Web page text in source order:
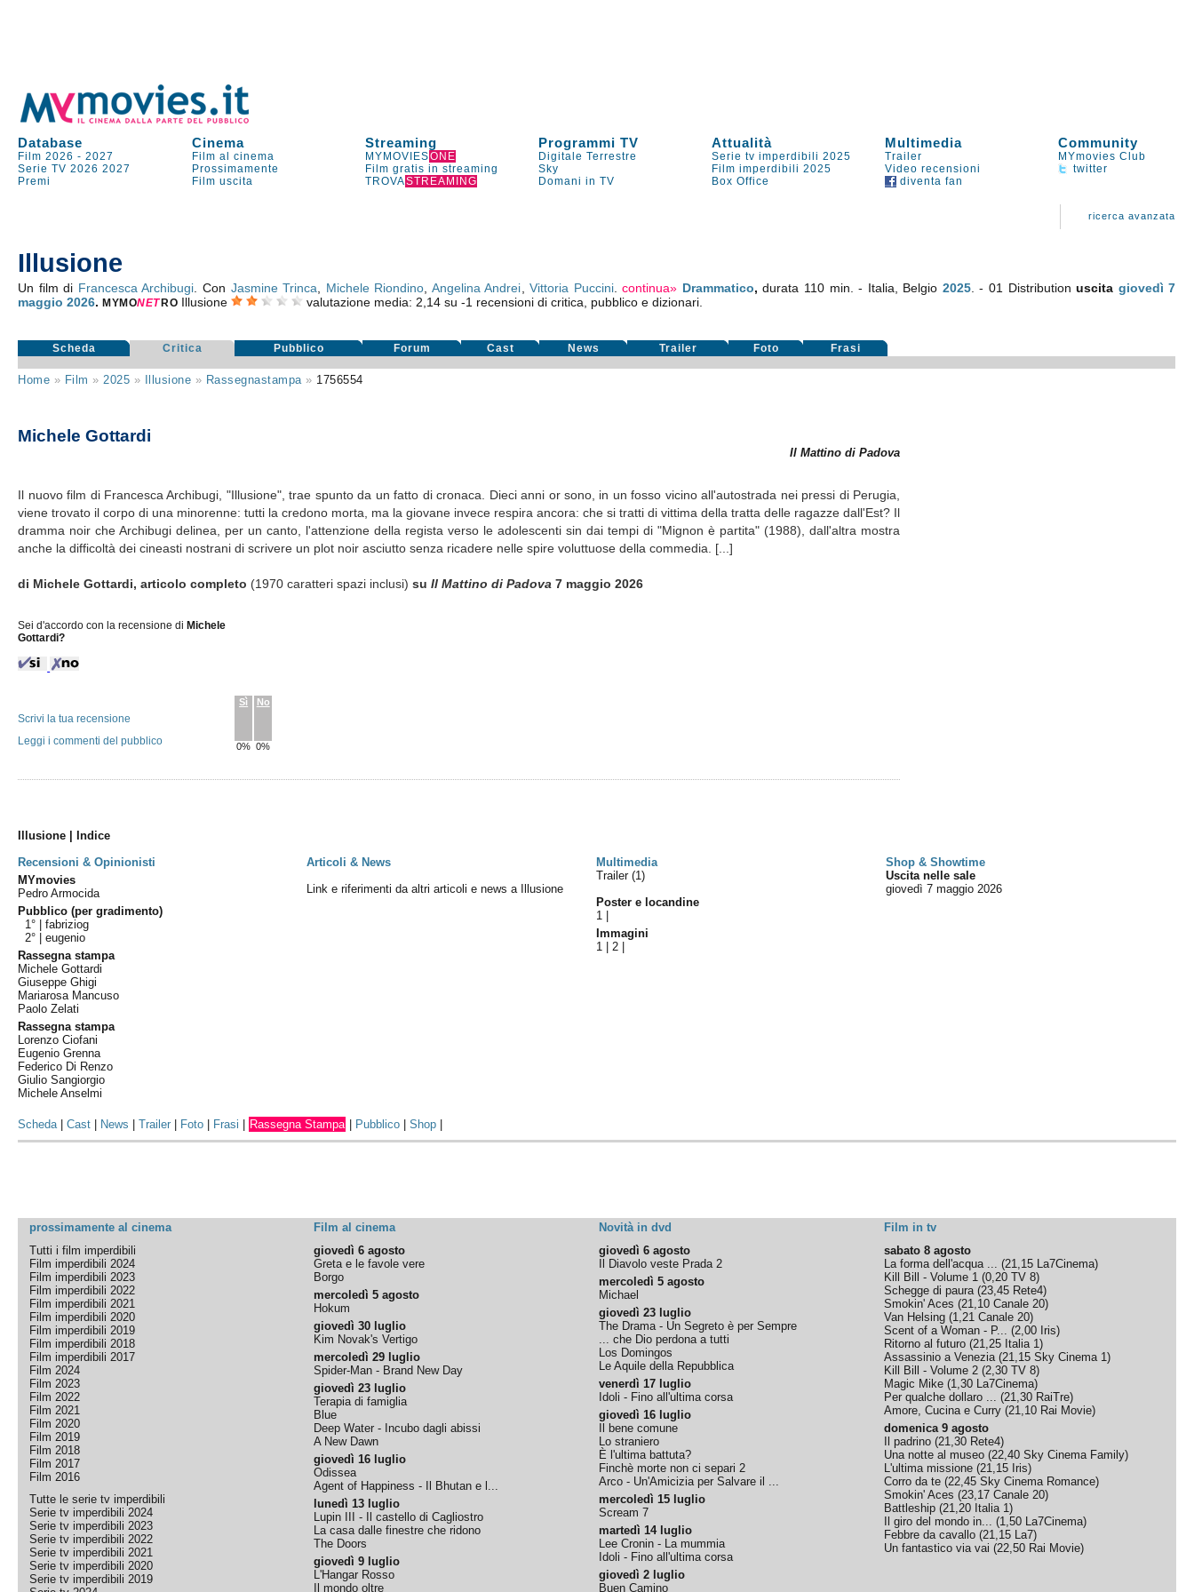
Database Cinema Streaming Programmi TV Attualità Multimedia Community
Film 2026 -2027 Film al cinema MYMOVIESONE Digitale Terrestre Serie tv imperdibili 2025 Trailer
MYmovies Club
Serie TV 2026 2027 Prossimamente Film gratis in streaming Sky Film imperdibili 2025 Video recensioni
twitter
Premi
Film uscita TROVASTREAMING Domani in TV Box Office diventa fan
ricerca avanzata
Illusione
Un film di Francesca Archibugi . Con Jasmine Trinca Michele Riondino Angelina Andrei ,Vittoria Puccini.continua» Drammatico,durata 110 min. - Italia, Belgio 2025. - 01 Distributionuscita giovedì 7
maggio 2026.MYMONET RO Illusione valutazione media: 2,14 su -1 recensioni di critica, pubblico e dizionari.
Scheda Critica Pubblico Forum Cast News Trailer Foto Frasi
Home » Film » 2025 » Illusione » Rassegnastampa» 1756554
Michele Gottardi
Il Mattino di Padova
Il nuovo film di Francesca Archibugi, "Illusione", trae spunto da un fatto di cronaca. Dieci anni or sono, in un fosso vicino all'autostrada nei pressi di Perugia,
viene trovato il corpo di una minorenne: tutti la credono morta, ma la giovane invece respira ancora: che si tratti di vittima della tratta delle ragazze dall'Est? Il
dramma noir che Archibugi delinea, per un canto, l'attenzione della regista verso le adolescenti sin dai tempi di "Mignon è partita" (1988), dall'altra mostra
anche la difficoltà dei cineasti nostrani di scrivere un plot noir asciutto senza ricadere nelle spire voluttuose della commedia. [...]
di Michele Gottardi, articolo completo (1970 caratteri spazi inclusi)suIl Mattino di Padova 7 maggio 2026
Sei d'accordo con la recensione di Michele
Gottardi?
Sì
0%
No
0%
Scrivi la tua recensione
Leggi i commenti del pubblico
Illusione | Indice
Recensioni & Opinionisti
Articoli & News Multimedia
Shop & Showtime
MYmovies
Pedro Armocida
Pubblico (per gradimento)
1° |fabriziog
2° |eugenio
Rassegna stampa
Michele Gottardi
Giuseppe Ghigi
Mariarosa Mancuso
Paolo Zelati
Rassegna stampa
Lorenzo Ciofani
Eugenio Grenna
Federico Di Renzo
Giulio Sangiorgio
Michele Anselmi
Link e riferimenti da altri articoli e news a Illusione
Trailer (1)
Poster e locandine
1
Immagini
1 |2
Uscita nelle sale
giovedì 7 maggio 2026
Scheda|Cast News |Trailer Foto Frasi Rassegna Stampa Pubblico |Shop
prossimamente al cinema Film al cinema Novità in dvd
Film in tv
Tutti i film imperdibili
Film imperdibili 2024
Film imperdibili 2023
Film imperdibili 2022
Film imperdibili 2021
Film imperdibili 2020
Film imperdibili 2019
Film imperdibili 2018
Film imperdibili 2017
Film 2024
Film 2023
Film 2022
Film 2021
Film 2020
Film 2019
Film 2018
Film 2017
Film 2016
Tutte le serie tv imperdibili
Serie tv imperdibili 2024
Serie tv imperdibili 2023
Serie tv imperdibili 2022
Serie tv imperdibili 2021
Serie tv imperdibili 2020
Serie tv imperdibili 2019
giovedì 6 agosto
Greta e le favole vere
Borgo
mercoledì 5 agosto
Hokum
giovedì 30 luglio
Kim Novak's Vertigo
mercoledì 29 luglio
Spider-Man - Brand New Day
giovedì 23 luglio
Terapia di famiglia
Blue
Deep Water - Incubo dagli abissi
A New Dawn
giovedì 16 luglio
Odissea
Agent of Happiness - Il Bhutan e l...
lunedì 13 luglio
Lupin III - Il castello di Cagliostro
La casa dalle finestre che ridono
The Doors
giovedì 9 luglio
L'Hangar Rosso
Il mondo oltre
giovedì 6 agosto
Il Diavolo veste Prada 2
mercoledì 5 agosto
Michael
giovedì 23 luglio
The Drama - Un Segreto è per Sempre
... che Dio perdona a tutti
Los Domingos
Le Aquile della Repubblica
venerdì 17 luglio
Idoli - Fino all'ultima corsa
giovedì 16 luglio
Il bene comune
Lo straniero
È l'ultima battuta?
Finchè morte non ci separi 2
Arco - Un'Amicizia per Salvare il ...
mercoledì 15 luglio
Scream 7
martedì 14 luglio
Lee Cronin - La mummia
Idoli - Fino all'ultima corsa
giovedì 2 luglio
Buen Camino
sabato 8 agosto
La forma dell'acqua ... (21,15 La7Cinema)
Kill Bill - Volume 1 (0,20 TV 8)
Schegge di paura(23,45 Rete4)
Smokin' Aces (21,10 Canale 20)
Van Helsing (1,21 Canale 20)
Scent of a Woman - P... (2,00 Iris)
Ritorno al futuro (21,25 Italia 1)
Assassinio a Venezia(21,15 Sky Cinema 1)
Kill Bill - Volume 2 (2,30 TV 8)
Magic Mike (1,30 La7Cinema)
Per qualche dollaro ... (21,30 RaiTre)
Amore, Cucina e Curry (21,10 Rai Movie)
domenica 9 agosto
Il padrino (21,30 Rete4)
Una notte al museo (22,40 Sky Cinema Family)
L'ultima missione (21,15 Iris)
Corro da te (22,45 Sky Cinema Romance)
Smokin' Aces (23,17 Canale 20)
Battleship (21,20 Italia 1)
Il giro del mondo in... (1,50 La7Cinema)
Febbre da cavallo (21,15 La7)
Un fantastico via vai (22,50 Rai Movie)